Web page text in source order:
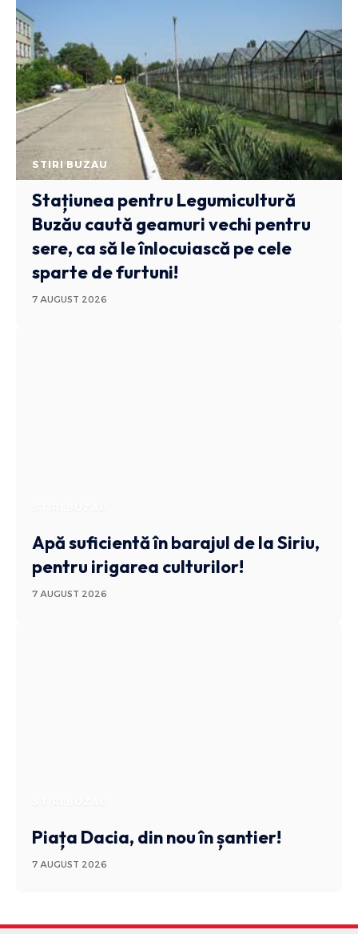
STIRI BUZAU
Stațiunea pentru Legumicultură
Buzău caută geamuri vechi pentru
sere, ca să le înlocuiască pe cele
sparte de furtuni!
7 AUGUST 2026
Apă suficientă în barajul de la Siriu,
pentru irigarea culturilor!
7 AUGUST 2026
Piața Dacia, din nou în șantier!
7 AUGUST 2026